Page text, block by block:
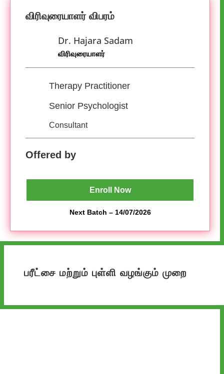
விரிவுரையாளர் விபரம்
Dr. Hajara Sadam
விரிவுரையாளர்
Therapy Practitioner
Senior Psychologist
Consultant
Offered by
Enroll Now
Next Batch – 14/07/2026
பரீட்சை மற்றும் புள்ளி வழங்கும் முறை